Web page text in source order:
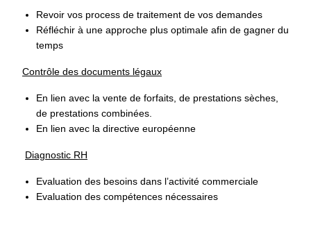
Revoir vos process de traitement de vos demandes
Réfléchir à une approche plus optimale afin de gagner du
temps
Contrôle des documents légaux
En lien avec la vente de forfaits, de prestations sèches,
de prestations combinées.
En lien avec la directive européenne
Diagnostic RH
Evaluation des besoins dans l’activité commerciale
Evaluation des compétences nécessaires